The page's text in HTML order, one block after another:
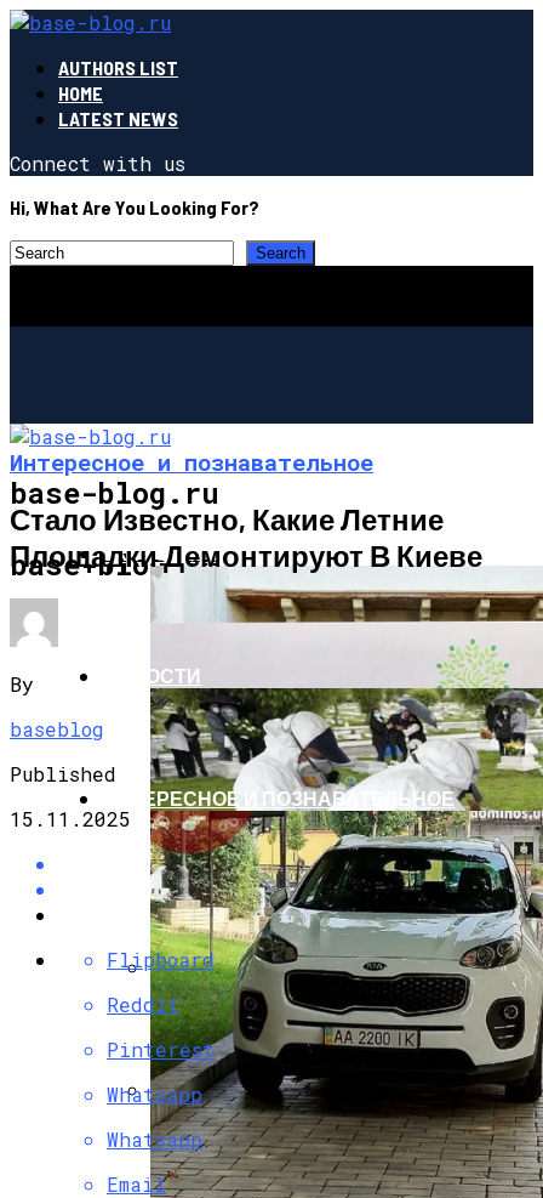
AUTHORS LIST
HOME
LATEST NEWS
Connect with us
Hi, What Are You Looking For?
base-blog.ru
base-blog.ru
ЭКОНОМИКА И ПОЛИТИКА
G7 Договорились Регулировать
Искусственный Интеллект
НОВОСТИ
Коронавирус В США Оказался
Смертоноснее «испанки» 1918 Года
ИНТЕРЕСНОЕ И ПОЗНАВАТЕЛЬНОЕ
Интересное и познавательное
Стало Известно, Какие Летние
Площадки Демонтируют В Киеве
By
baseblog
Published
15.11.2025
Flipboard
Reddit
Pinterest
Whatsapp
Whatsapp
Email